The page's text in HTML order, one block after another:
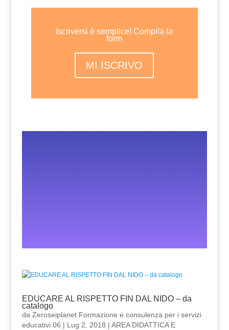
Iscriversi è semplice! Compila la
form
MI ISCRIVO
EDUCARE AL RISPETTO FIN DAL NIDO – da
catalogo
da Zeroseiplanet Formazione e consulenza per i servizi
educativi 06 | Lug 2, 2018 | AREA DIDATTICA E